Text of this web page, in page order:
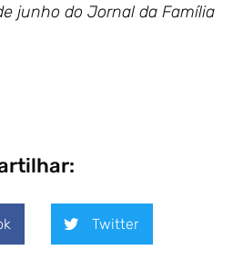
junho do Jornal da Família
Twitter